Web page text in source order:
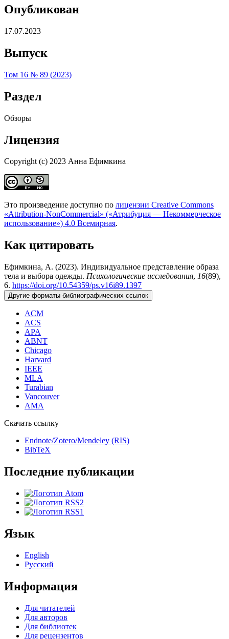
Опубликован
17.07.2023
Выпуск
Том 16 № 89 (2023)
Раздел
Обзоры
Лицензия
Copyright (c) 2023 Анна Ефимкина
Это произведение доступно по лицензии Creative Commons
«Attribution-NonCommercial» («Атрибуция — Некоммерческое
использование») 4.0 Всемирная.
Как цитировать
Ефимкина, А. (2023). Индивидуальное представление образа
тела и выбора одежды. Психологические исследования, 16(89),
6. https://doi.org/10.54359/ps.v16i89.1397
Другие форматы библиографических ссылок
ACM
ACS
APA
ABNT
Chicago
Harvard
IEEE
MLA
Turabian
Vancouver
AMA
Скачать ссылку
Endnote/Zotero/Mendeley (RIS)
BibTeX
Последние публикации
Язык
English
Русский
Информация
Для читателей
Для авторов
Для библиотек
Для рецензентов